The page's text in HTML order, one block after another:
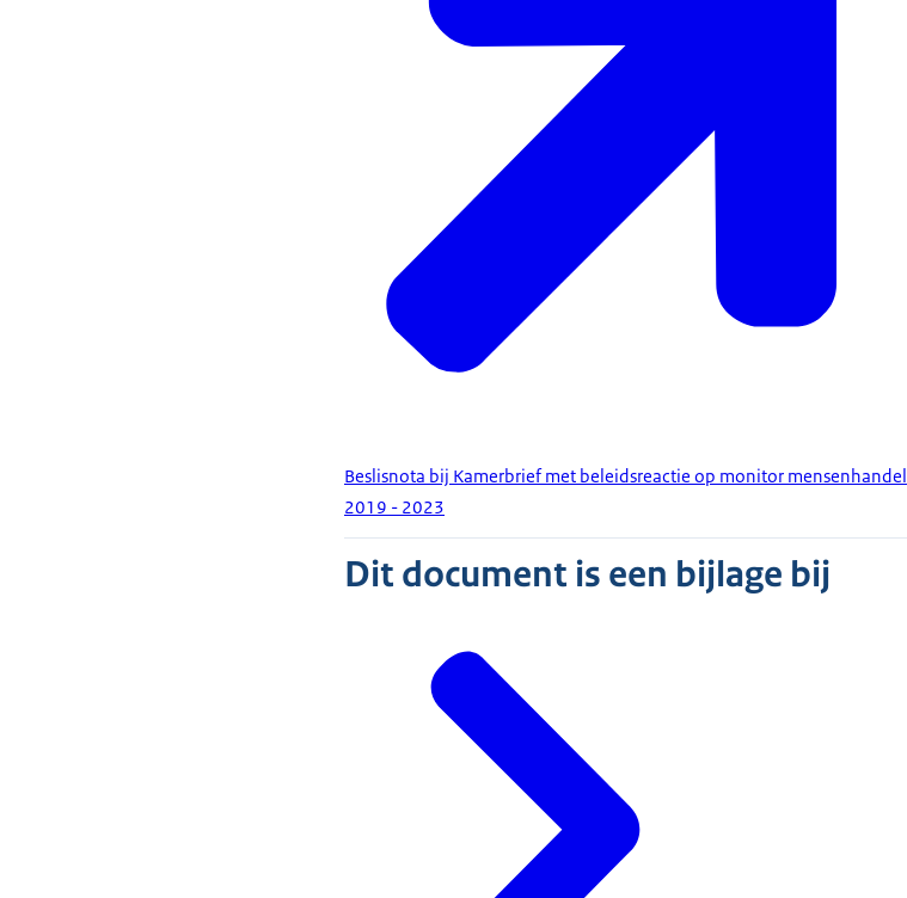
Beslisnota bij Kamerbrief met beleidsreactie op monitor mensenhandel
2019 - 2023
Dit document is een bijlage bij